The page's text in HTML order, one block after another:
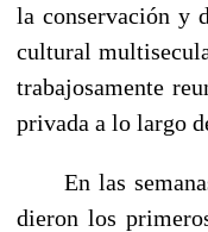
la conservación y
cultural
trabajosamente
privada a lo largo
En las semanas
dieron los